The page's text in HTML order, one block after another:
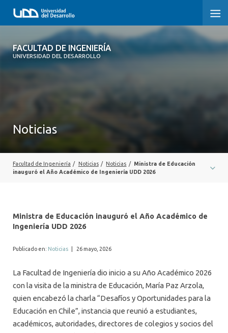
FACULTAD DE INGENIERÍA
UNIVERSIDAD DEL DESARROLLO
FACULTAD DE INGENIERÍA
INNOVACIÓN Y EMPRENDIMIENTO
ALUMNI
MEDIOS
EVENTOS
Noticias
Facultad de Ingeniería / Noticias / Noticias /
Ministra de Educación
inauguró el Año Académico de Ingeniería UDD 2026
Ministra de Educación inauguró el Año Académico de
Ingeniería UDD 2026
Publicado en: Noticias 26 mayo, 2026
La Facultad de Ingeniería dio inicio a su Año Académico 2026
con la visita de la ministra de Educación, María Paz Arzola,
quien encabezó la charla “Desafíos y Oportunidades para la
Educación en Chile”, instancia que reunió a estudiantes,
académicos, autoridades, directores de colegios y socios del